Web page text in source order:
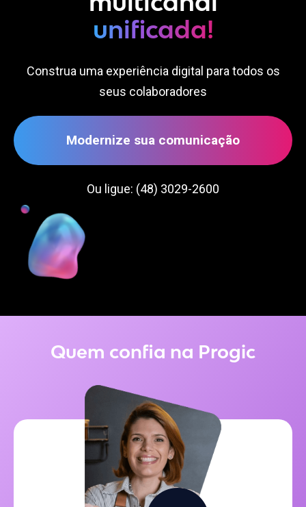
unificada!
Construa uma experiência digital para todos os
seus colaboradores
Modernize sua comunicação
Ou ligue: (48) 3029-2600
Quem confia na Progic